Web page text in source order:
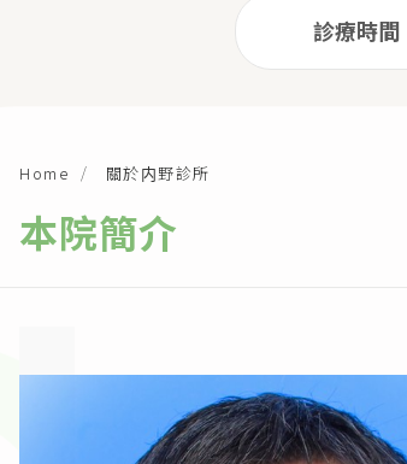
診療時間
Home 關於内野診所
本院簡介